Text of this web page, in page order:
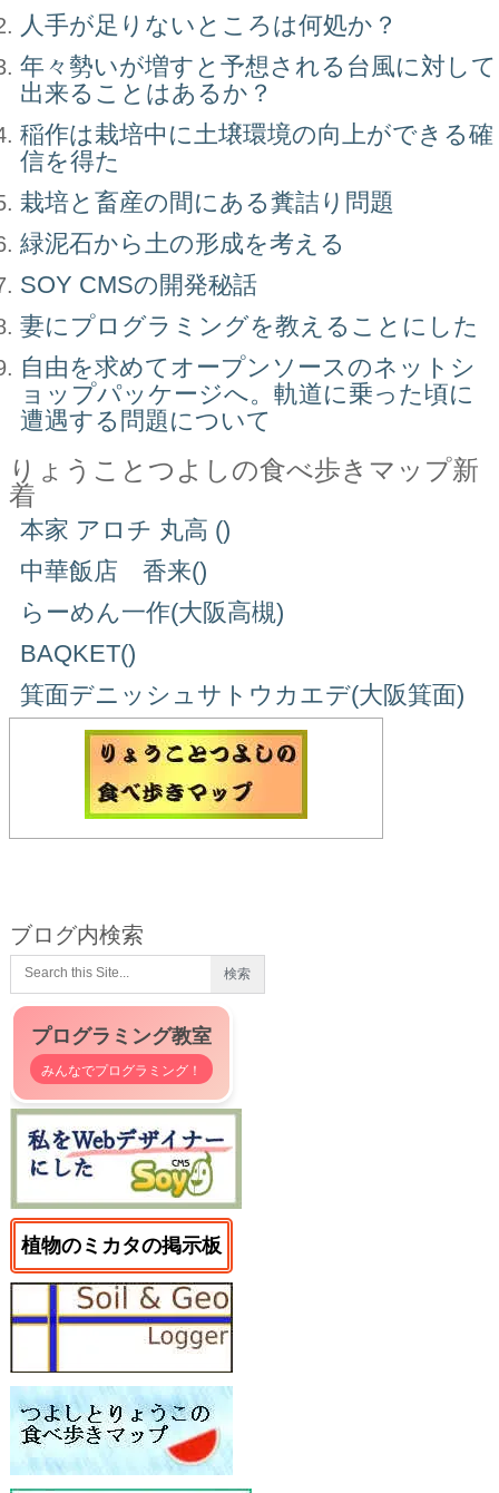
人手が足りないところは何処か？
年々勢いが増すと予想される台風に対して
出来ることはあるか？
稲作は栽培中に土壌環境の向上ができる確
信を得た
栽培と畜産の間にある糞詰り問題
緑泥石から土の形成を考える
SOY CMSの開発秘話
妻にプログラミングを教えることにした
自由を求めてオープンソースのネットシ
ョップパッケージへ。軌道に乗った頃に
遭遇する問題について
りょうことつよしの食べ歩きマップ新
着
本家 アロチ 丸高 ()
中華飯店 香来()
らーめん一作(大阪高槻)
BAQKET()
箕面デニッシュサトウカエデ(大阪箕面)
ブログ内検索
プログラミング教室
みんなでプログラミング！
植物のミカタの掲示板